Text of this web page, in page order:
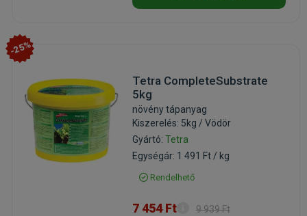
-25%
Tetra CompleteSubstrate
5kg
növény tápanyag
Kiszerelés: 5kg / Vödör
Gyártó: Tetra
Egységár: 1 491 Ft / kg
Rendelhető
7 454 Ft 9 939 Ft